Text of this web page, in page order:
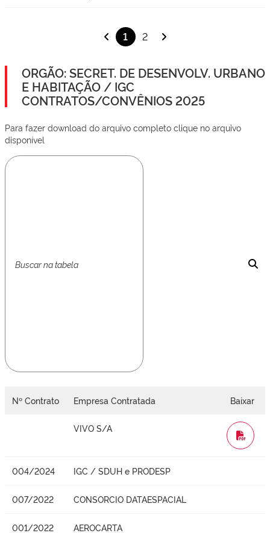
1 2
ORGÃO: SECRET. DE DESENVOLV. URBANO
E HABITAÇÃO / IGC
CONTRATOS/CONVÊNIOS 2025
Para fazer download do arquivo completo clique no arquivo
disponível
Nº Contrato Empresa Contratada Baixar
VIVO S/A
WORD
004/2024 IGC / SDUH e PRODESP
007/2022 CONSORCIO DATAESPACIAL
001/2022 AEROCARTA